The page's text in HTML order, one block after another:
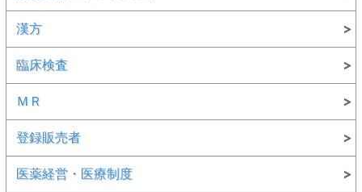
漢方
臨床検査
ＭＲ
登録販売者
医薬経営・医療制度